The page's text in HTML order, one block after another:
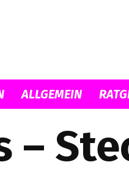
ALLGEMEIN
–